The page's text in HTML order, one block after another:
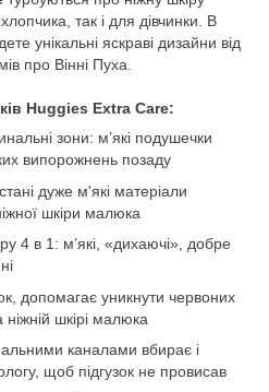
так і для дівчинки. В
унікальні яскраві дизайни від
про Вінні Пуха.
Huggies Extra Care:
зони: м’які подушечки
випорожнень позаду
дуже м'які матеріали
шкіри малюка
4 в 1: м’які, «дихаючі», добре
допомагає уникнути червоних
шкірі малюка
каналами вбирає і
щоб підгузок не провисав